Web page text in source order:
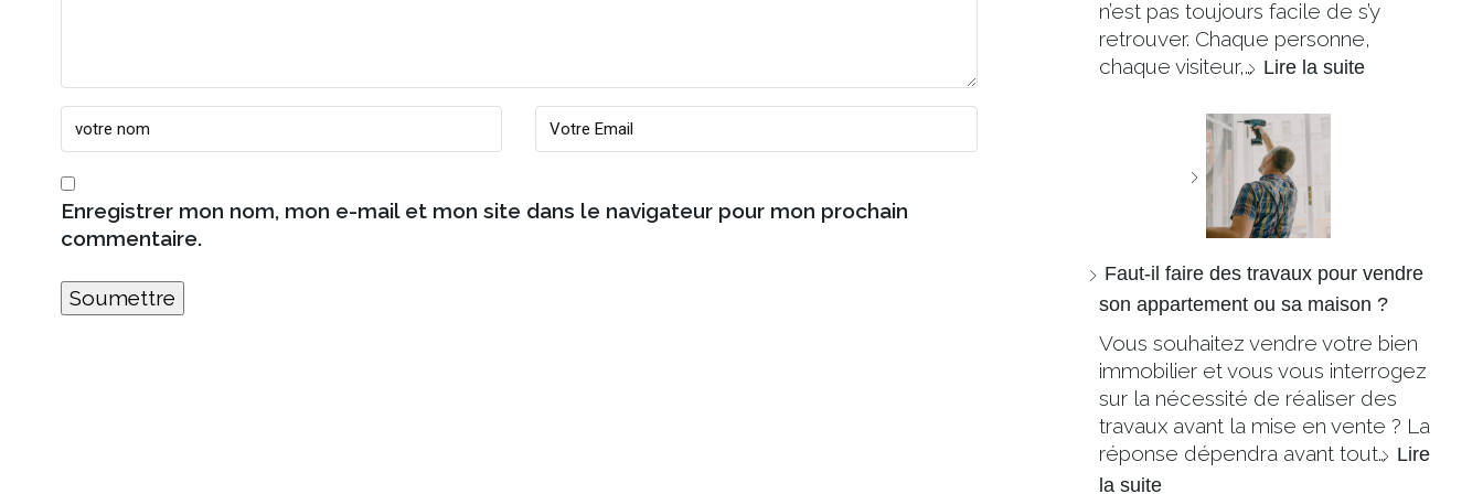
Enregistrer mon nom, mon e-mail et mon site dans le navigateur pour mon prochain
commentaire.
n’est pas toujours facile de s’y
retrouver. Chaque personne,
chaque visiteur,… Lire la suite
Faut-il faire des travaux pour vendre
son appartement ou sa maison ?
Vous souhaitez vendre votre bien
immobilier et vous vous interrogez
sur la nécessité de réaliser des
travaux avant la mise en vente ? La
réponse dépendra avant tout… Lire
la suite